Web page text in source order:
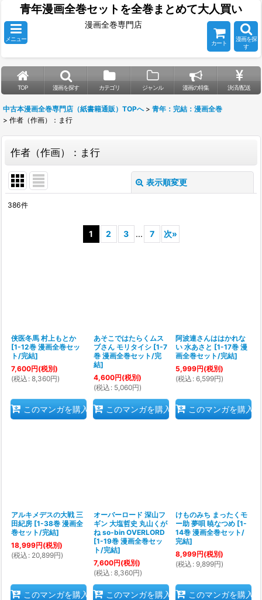
青年漫画全巻セットを全巻まとめて大人買い
メニュー
漫画全巻専門店
カート
漫画を探
す
TOP 漫画を探す カテゴリ ジャンル 漫画の特集 決済/配送
中古本漫画全巻専門店（紙書籍通販）TOPへ > 青年：完結：漫画全巻
> 作者（作画）：ま行
作者（作画）：ま行
表示順変更
386件
1 2 3 ... 7 次»
侠医冬馬 村上もとか
[1-12巻 漫画全巻セッ
ト/完結]
7,600円(税別)
(税込 : 8,360円)
このマンガを購入
あそこではたらくムス
ブさん モリタイシ [1-7
巻 漫画全巻セット/完
結]
4,600円(税別)
(税込 : 5,060円)
このマンガを購入
阿波連さんははかれな
い 水あさと [1-17巻 漫
画全巻セット/完結]
5,999円(税別)
(税込 : 6,599円)
このマンガを購入
アルキメデスの大戦 三
田紀房 [1-38巻 漫画全
巻セット/完結]
18,999円(税別)
(税込 : 20,899円)
このマンガを購入
オーバーロード 深山フ
ギン 大塩哲史 丸山くが
ね so-bin OVERLORD
[1-19巻 漫画全巻セッ
ト/完結]
7,600円(税別)
(税込 : 8,360円)
このマンガを購入
けものみち まったくモ
ー助 夢唄 暁なつめ [1-
14巻 漫画全巻セット/
完結]
8,999円(税別)
(税込 : 9,899円)
このマンガを購入